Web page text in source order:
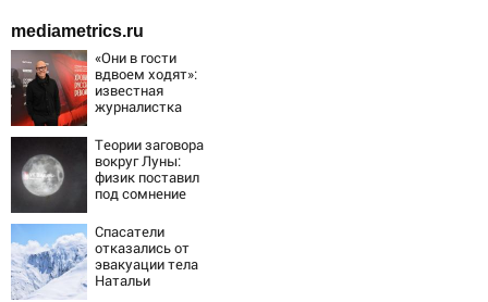
mediametrics.ru
«Они в гости
вдвоем ходят»:
известная
журналистка
роман
Бондарчука и
Исаковой
Теории заговора
вокруг Луны:
физик поставил
под сомнение
Спасатели
отказались от
эвакуации тела
Натальи